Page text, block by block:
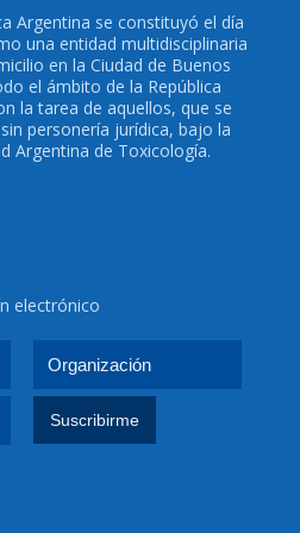
Argentina se constituyó el día
una entidad multidisciplinaria
en la Ciudad de Buenos
el ámbito de la República
la tarea de aquellos, que se
personería jurídica, bajo la
Argentina de Toxicología.
electrónico